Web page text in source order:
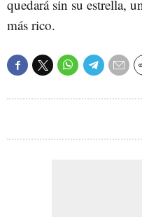
quedará sin su estrella,
más rico.